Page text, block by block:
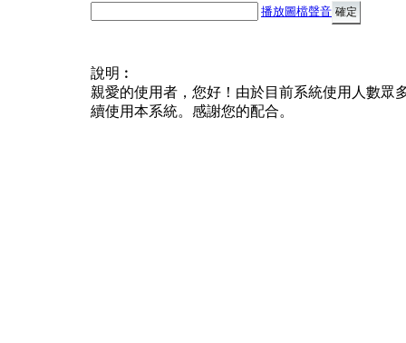
播放圖檔聲音
說明︰
親愛的使用者，您好！由於目前系統使用人數眾
續使用本系統。感謝您的配合。